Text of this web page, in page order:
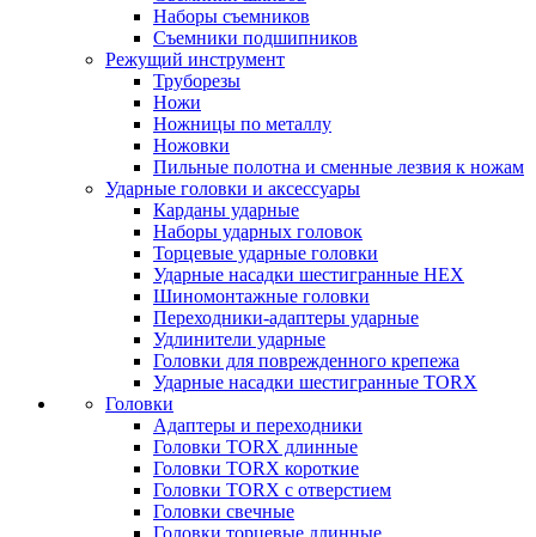
Наборы съемников
Съемники подшипников
Режущий инструмент
Труборезы
Ножи
Ножницы по металлу
Ножовки
Пильные полотна и сменные лезвия к ножам
Ударные головки и аксессуары
Карданы ударные
Наборы ударных головок
Торцевые ударные головки
Ударные насадки шестигранные HEX
Шиномонтажные головки
Переходники-адаптеры ударные
Удлинители ударные
Головки для поврежденного крепежа
Ударные насадки шестигранные TORX
Головки
Адаптеры и переходники
Головки TORX длинные
Головки TORX короткие
Головки TORX с отверстием
Головки свечные
Головки торцевые длинные